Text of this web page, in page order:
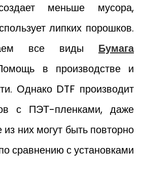
меньше мусора,
липких порошков.
все виды Бумага
в производстве и
Однако DTF производит
с ПЭТ-пленками, даже
них могут быть повторно
сравнению с установками